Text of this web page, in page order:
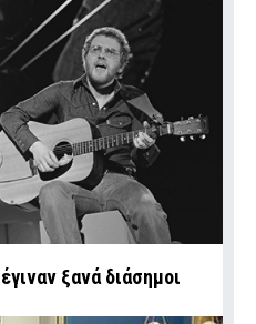
ξανά διάσημοι